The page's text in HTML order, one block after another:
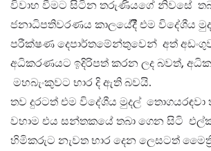
විවාහ වීමට සිටින තරුණියගේ නිවසේ
ජනාධිපතිවරණය කාලයේදීී එම විදේශීය
පරීක්ෂණ දෙපාර්තමේන්තුවෙන් අත්
අධිකරණයට ඉදිරිපත් කරන ලද බවත්,
මහබැංකුවට භාර දි ඇති බවයි.
තව දුරටත් එම විදේශීය මුදල්
වහාම එය සන්තකයේ තබා ගෙන සිටි
හිමිකරුට නැවත භාර දෙන ලෙසටත්